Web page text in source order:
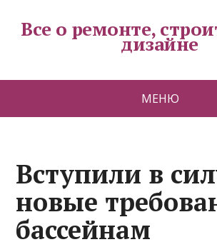
Все о ремонте,
дизайне
МЕНЮ
Вступили в
новые
бассейнам